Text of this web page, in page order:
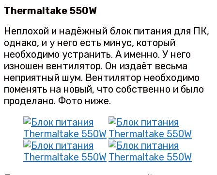
Thermaltake 550W
Неплохой и надёжный блок питания для ПК,
однако, и у него есть минус, который
необходимо устранить. А именно. У него
изношен вентилятор. Он издаёт весьма
неприятный шум. Вентилятор необходимо
поменять на новый, что собственно и было
проделано. Фото ниже.